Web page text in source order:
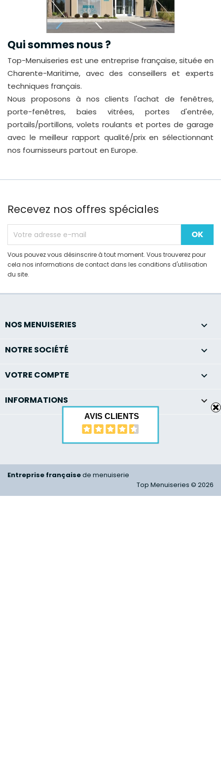
Qui sommes nous ?
Top-Menuiseries est une entreprise française, située en
Charente-Maritime, avec des conseillers et experts
techniques français.
Nous proposons à nos clients l'achat de fenêtres,
porte-fenêtres, baies vitrées, portes d'entrée,
portails/portillons, volets roulants et portes de garage
avec le meilleur rapport qualité/prix en sélectionnant
nos fournisseurs partout en Europe.
Recevez nos offres spéciales
Vous pouvez vous désinscrire à tout moment. Vous trouverez pour
cela nos informations de contact dans les conditions d'utilisation
du site.
NOS MENUISERIES 
NOTRE SOCIÉTÉ 
VOTRE COMPTE 
INFORMATIONS keyboard_arrow_down
AVIS CLIENTS
Entreprise françaisede menuiserie
Top Menuiseries © 2026